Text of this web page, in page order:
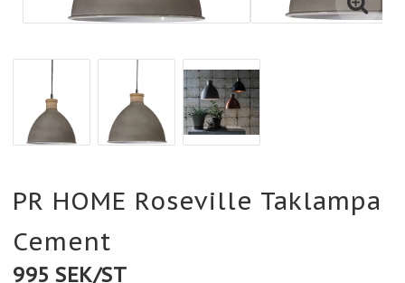
PR HOME Roseville Taklampa
Cement
995 SEK/ST